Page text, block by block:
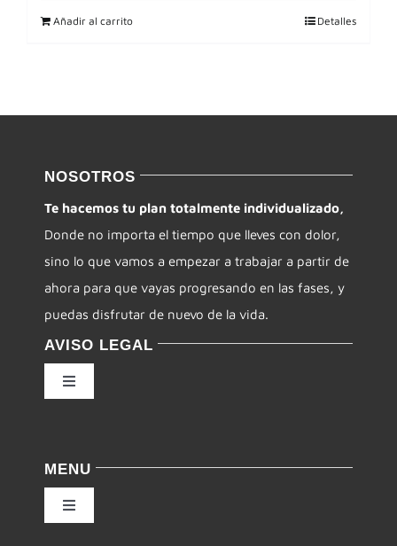
Añadir al carrito Detalles
NOSOTROS
Te hacemos tu plan totalmente individualizado,
Donde no importa el tiempo que lleves con dolor,
sino lo que vamos a empezar a trabajar a partir de
ahora para que vayas progresando en las fases, y
puedas disfrutar de nuevo de la vida.
AVISO LEGAL
Toggle
Navigation
Condiciones de uso
MENU
Toggle
Navigation